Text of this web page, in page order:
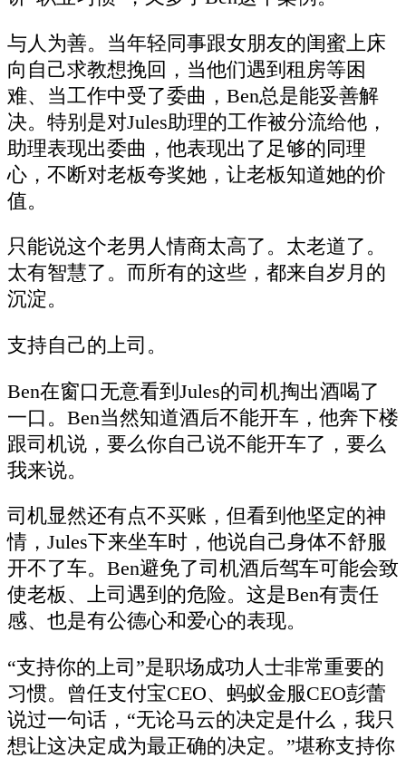
与人为善。当年轻同事跟女朋友的闺蜜上床
向自己求教想挽回，当他们遇到租房等困
难、当工作中受了委曲，Ben总是能妥善解
决。特别是对Jules助理的工作被分流给他，
助理表现出委曲，他表现出了足够的同理
心，不断对老板夸奖她，让老板知道她的价
值。
只能说这个老男人情商太高了。太老道了。
太有智慧了。而所有的这些，都来自岁月的
沉淀。
支持自己的上司。
Ben在窗口无意看到Jules的司机掏出酒喝了
一口。Ben当然知道酒后不能开车，他奔下楼
跟司机说，要么你自己说不能开车了，要么
我来说。
司机显然还有点不买账，但看到他坚定的神
情，Jules下来坐车时，他说自己身体不舒服
开不了车。Ben避免了司机酒后驾车可能会致
使老板、上司遇到的危险。这是Ben有责任
感、也是有公德心和爱心的表现。
“支持你的上司”是职场成功人士非常重要的
习惯。曾任支付宝CEO、蚂蚁金服CEO彭蕾
说过一句话，“无论马云的决定是什么，我只
想让这决定成为最正确的决定。”堪称支持你